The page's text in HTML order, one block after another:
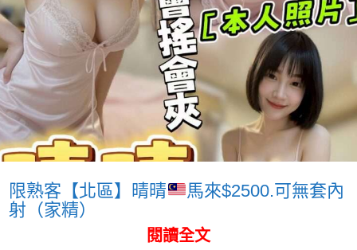
限熟客【北區】晴晴
馬來$2500.可無套內
射（家精）
閱讀全文